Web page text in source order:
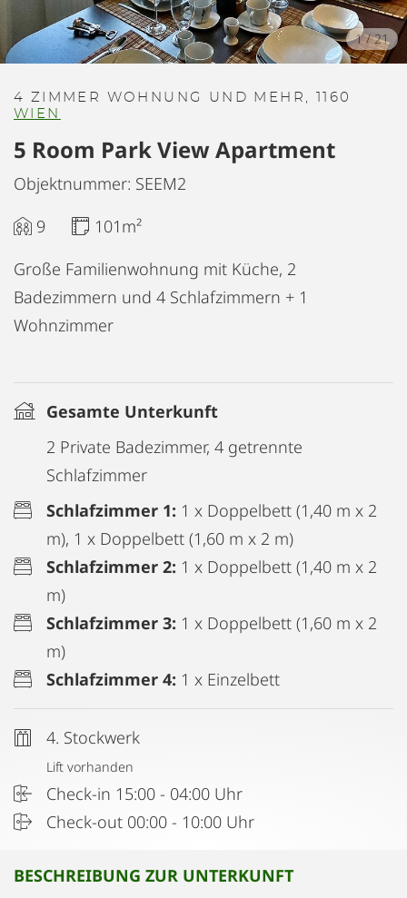
1/21
4 ZIMMER WOHNUNG UND MEHR, 1160
WIEN
5 Room Park View Apartment
Objektnummer: SEEM2
9
101m²
Große Familienwohnung mit Küche, 2
Badezimmern und 4 Schlafzimmern + 1
Wohnzimmer
Gesamte Unterkunft
2 Private Badezimmer, 4 getrennte
Schlafzimmer
Schlafzimmer 1: 1 x Doppelbett (1,40 m x 2
m), 1 x Doppelbett (1,60 m x 2 m)
Schlafzimmer 2: 1 x Doppelbett (1,40 m x 2
m)
Schlafzimmer 3: 1 x Doppelbett (1,60 m x 2
m)
Schlafzimmer 4: 1 x Einzelbett
4. Stockwerk
Lift vorhanden
Check-in 15:00 - 04:00 Uhr
Check-out 00:00 - 10:00 Uhr
BESCHREIBUNG ZUR UNTERKUNFT